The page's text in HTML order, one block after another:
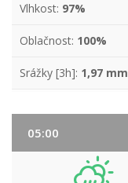
Vlhkost: 97%
Oblačnost: 100%
Srážky [3h]: 1,97 mm
05:00